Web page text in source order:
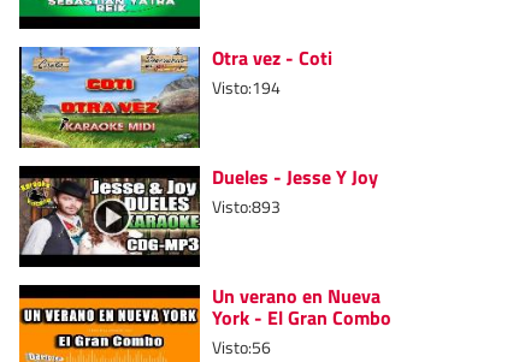
Otra vez - Coti
Visto:194
Dueles - Jesse Y Joy
Visto:893
Un verano en Nueva
York - El Gran Combo
Visto:56